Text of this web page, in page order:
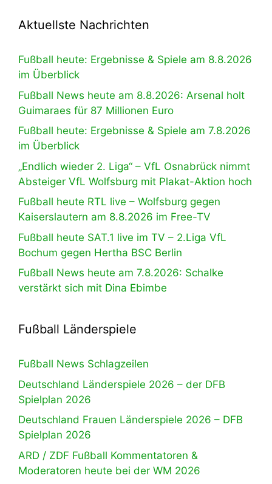
Aktuellste Nachrichten
Fußball heute: Ergebnisse & Spiele am 8.8.2026
im Überblick
Fußball News heute am 8.8.2026: Arsenal holt
Guimaraes für 87 Millionen Euro
Fußball heute: Ergebnisse & Spiele am 7.8.2026
im Überblick
„Endlich wieder 2. Liga“ – VfL Osnabrück nimmt
Absteiger VfL Wolfsburg mit Plakat-Aktion hoch
Fußball heute RTL live – Wolfsburg gegen
Kaiserslautern am 8.8.2026 im Free-TV
Fußball heute SAT.1 live im TV – 2.Liga VfL
Bochum gegen Hertha BSC Berlin
Fußball News heute am 7.8.2026: Schalke
verstärkt sich mit Dina Ebimbe
Fußball Länderspiele
Fußball News Schlagzeilen
Deutschland Länderspiele 2026 – der DFB
Spielplan 2026
Deutschland Frauen Länderspiele 2026 – DFB
Spielplan 2026
ARD / ZDF Fußball Kommentatoren &
Moderatoren heute bei der WM 2026